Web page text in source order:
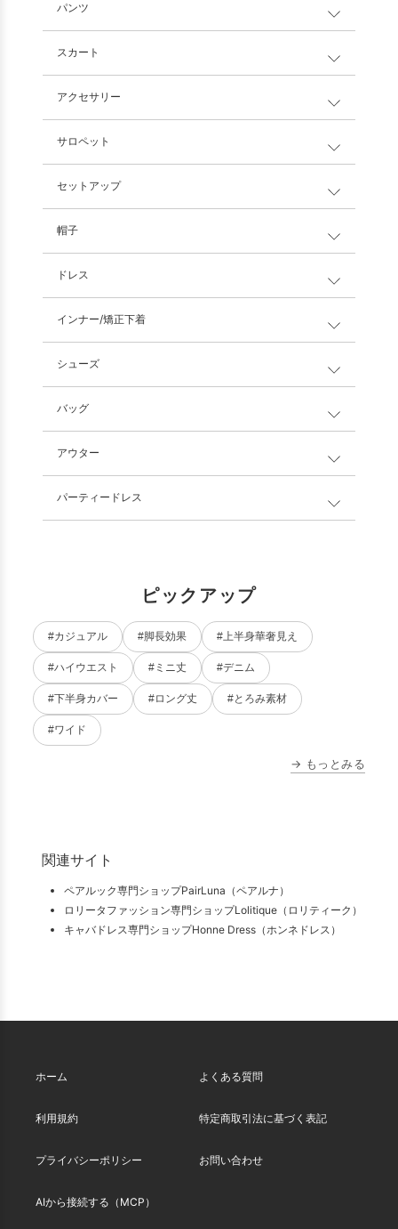
パンツ
スカート
アクセサリー
サロペット
セットアップ
帽子
ドレス
インナー/矯正下着
シューズ
バッグ
アウター
パーティードレス
ピックアップ
#カジュアル #脚長効果 #上半身華奢見え
#ハイウエスト #ミニ丈 #デニム
#下半身カバー #ロング丈 #とろみ素材
#ワイド
→ もっとみる
関連サイト
ペアルック専門ショップPairLuna（ペアルナ）
ロリータファッション専門ショップLolitique（ロリティーク）
キャバドレス専門ショップHonne Dress（ホンネドレス）
ホーム よくある質問
利用規約 特定商取引法に基づく表記
プライバシーポリシー お問い合わせ
AIから接続する（MCP）